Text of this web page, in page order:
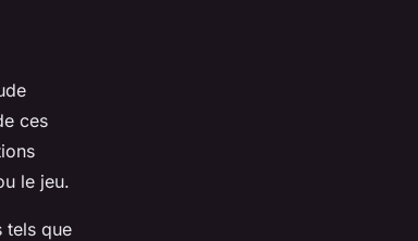
ces
le jeu.
tels que